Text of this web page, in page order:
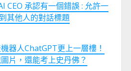
CEO 承認有一個錯誤 : 允許一
其他人的對話標題
器人ChatGPT更上一層樓！
片，還能考上史丹佛？